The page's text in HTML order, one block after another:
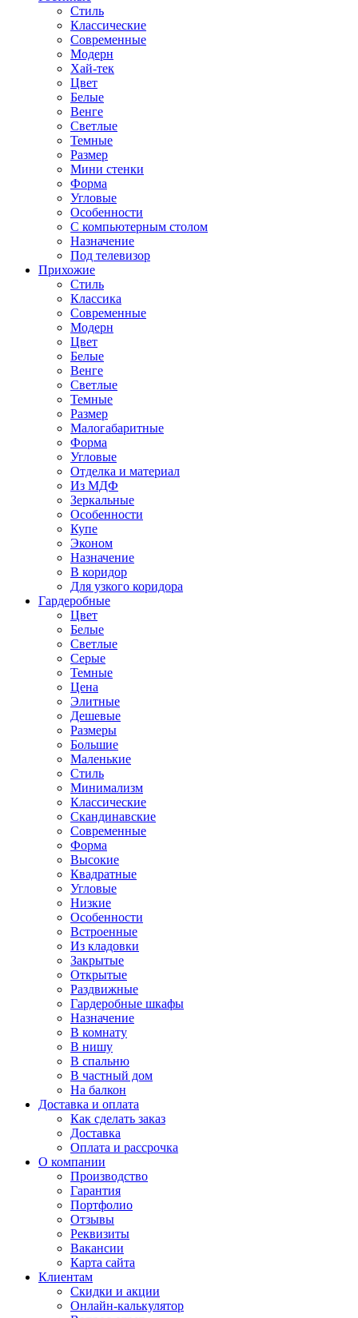
Стиль
Классические
Современные
Модерн
Хай-тек
Цвет
Белые
Венге
Светлые
Темные
Размер
Мини стенки
Форма
Угловые
Особенности
С компьютерным столом
Назначение
Под телевизор
Прихожие
Стиль
Классика
Современные
Модерн
Цвет
Белые
Венге
Светлые
Темные
Размер
Малогабаритные
Форма
Угловые
Отделка и материал
Из МДФ
Зеркальные
Особенности
Купе
Эконом
Назначение
В коридор
Для узкого коридора
Гардеробные
Цвет
Белые
Светлые
Серые
Темные
Цена
Элитные
Дешевые
Размеры
Большие
Маленькие
Стиль
Минимализм
Классические
Скандинавские
Современные
Форма
Высокие
Квадратные
Угловые
Низкие
Особенности
Встроенные
Из кладовки
Закрытые
Открытые
Раздвижные
Гардеробные шкафы
Назначение
В комнату
В нишу
В спальню
В частный дом
На балкон
Доставка и оплата
Как сделать заказ
Доставка
Оплата и рассрочка
О компании
Производство
Гарантия
Портфолио
Отзывы
Реквизиты
Вакансии
Карта сайта
Клиентам
Скидки и акции
Онлайн-калькулятор